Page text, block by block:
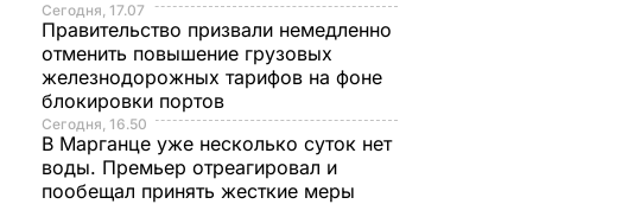
Сегодня, 17.07
Правительство призвали немедленно
отменить повышение грузовых
железнодорожных тарифов на фоне
блокировки портов
Сегодня, 16.50
В Марганце уже несколько суток нет
воды. Премьер отреагировал и
пообещал принять жесткие меры